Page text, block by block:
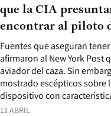
13 ABRIL
Fuentes que aseguran
afirmaron al New York Post
aviador del caza. Sin
mostrado escépticos sobre
dispositivo con
que la CIA
encontrar al piloto